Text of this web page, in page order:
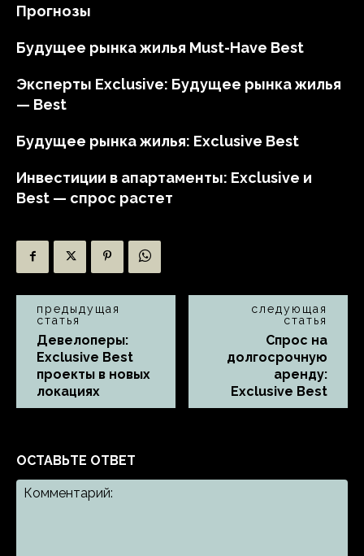
Прогнозы
Будущее рынка жилья Must-Have Best
Эксперты Exclusive: Будущее рынка жилья
— Best
Будущее рынка жилья: Exclusive Best
Инвестиции в апартаменты: Exclusive и
Best — спрос растет
предыдущая
статья
Девелоперы:
Exclusive Best
проекты в новых
локациях
следующая
статья
Спрос на
долгосрочную
аренду:
Exclusive Best
ОСТАВЬТЕ ОТВЕТ